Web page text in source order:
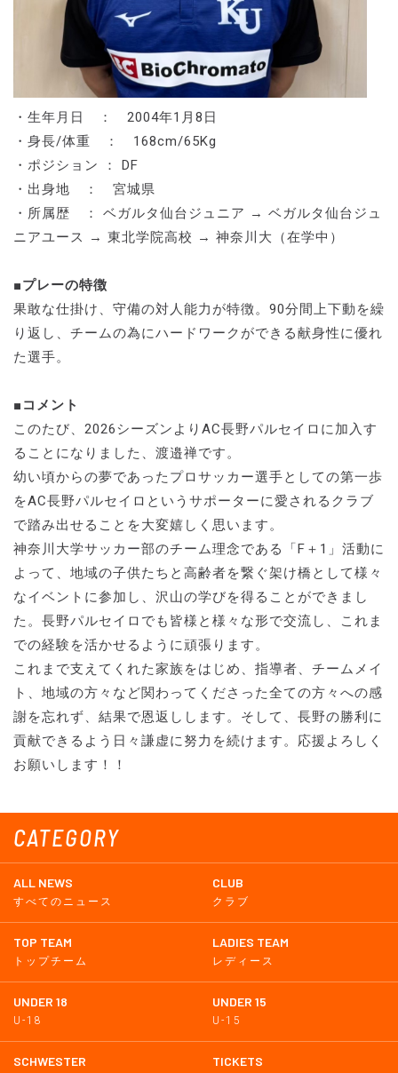
CATEGORY
ALL NEWS
すべてのニュース
CLUB
クラブ
TOP TEAM
トップチーム
LADIES TEAM
レディース
UNDER 18
U-18
UNDER 15
U-15
SCHWESTER TICKETS
・生年月日 ： 2004年1月8日
・身長/体重 ： 168cm/65Kg
・ポジション ： DF
・出身地 ： 宮城県
・所属歴 ： ベガルタ仙台ジュニア → ベガルタ仙台ジュ
ニアユース → 東北学院高校 → 神奈川大（在学中）
■プレーの特徴
果敢な仕掛け、守備の対人能力が特徴。90分間上下動を繰
り返し、チームの為にハードワークができる献身性に優れ
た選手。
■コメント
このたび、2026シーズンよりAC長野パルセイロに加入す
ることになりました、渡邉禅です。
幼い頃からの夢であったプロサッカー選手としての第一歩
をAC長野パルセイロというサポーターに愛されるクラブ
で踏み出せることを大変嬉しく思います。
神奈川大学サッカー部のチーム理念である「F＋1」活動に
よって、地域の子供たちと高齢者を繋ぐ架け橋として様々
なイベントに参加し、沢山の学びを得ることができまし
た。長野パルセイロでも皆様と様々な形で交流し、これま
での経験を活かせるように頑張ります。
これまで支えてくれた家族をはじめ、指導者、チームメイ
ト、地域の方々など関わってくださった全ての方々への感
謝を忘れず、結果で恩返しします。そして、長野の勝利に
貢献できるよう日々謙虚に努力を続けます。応援よろしく
お願いします！！